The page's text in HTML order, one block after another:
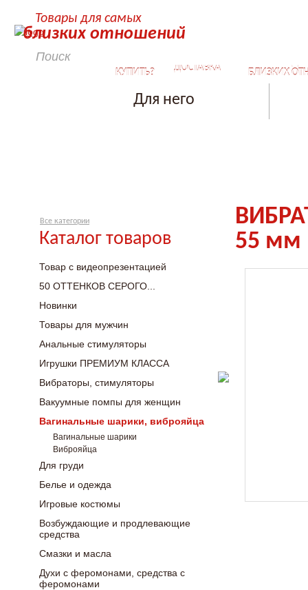
Товары для самых
близких отношений
КУПИТЬ?
ДОСТАВКА
СЕКРЕТЫ
БЛИЗКИХ
Для него
Все категории
Каталог товаров
Товар с видеопрезентацией
50 ОТТЕНКОВ СЕРОГО...
Новинки
Товары для мужчин
Анальные стимуляторы
Игрушки ПРЕМИУМ КЛАССА
Вибраторы, стимуляторы
Вакуумные помпы для женщин
Вагинальные шарики, виброяйца
Вагинальные шарики
Виброяйца
Для груди
Белье и одежда
Игровые костюмы
Возбуждающие и продлевающие
средства
Смазки и масла
Духи с феромонами, средства с
феромонами
55 мм